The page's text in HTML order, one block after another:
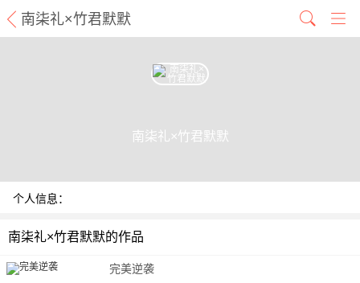
南柒礼×竹君默默
南柒礼×竹君默默
个人信息：
南柒礼×竹君默默的作品
完美逆袭